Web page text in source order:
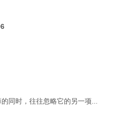
同时，往往忽略它的另一项...